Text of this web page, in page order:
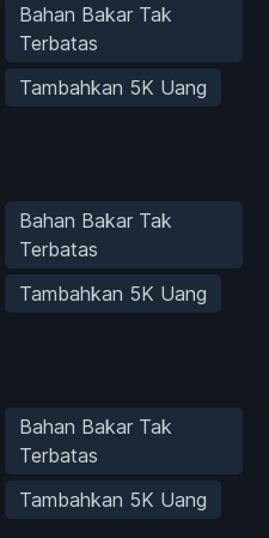
Bahan Bakar Tak
Terbatas
Tambahkan 5K Uang
Bahan Bakar Tak
Terbatas
Tambahkan 5K Uang
Bahan Bakar Tak
Terbatas
Tambahkan 5K Uang